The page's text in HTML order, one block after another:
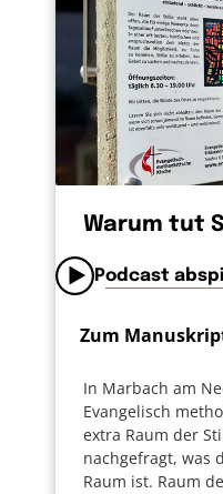
Warum tut
Podcast
Zum
In Marbach am
Evangelisch
extra Raum der
nachgefragt, was
Raum ist. Raum